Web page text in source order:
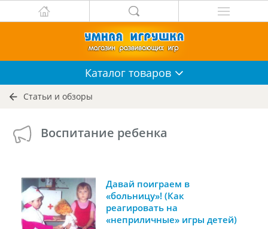
Каталог товаров
Статьи и обзоры
Воспитание ребенка
Давай поиграем в
«больницу»! (Как
реагировать на
«неприличные» игры детей)